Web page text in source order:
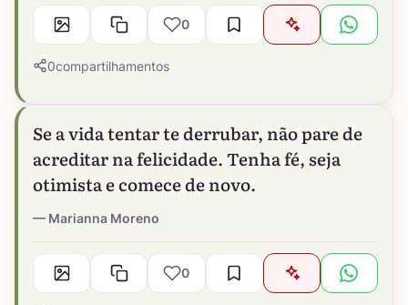
0
0compartilhamentos
Se a vida tentar te derrubar, não pare de
acreditar na felicidade. Tenha fé, seja
otimista e comece de novo.
Marianna Moreno
0